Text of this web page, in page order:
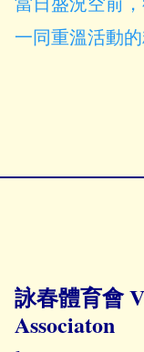
一同重溫活動
詠春體育會
Associaton